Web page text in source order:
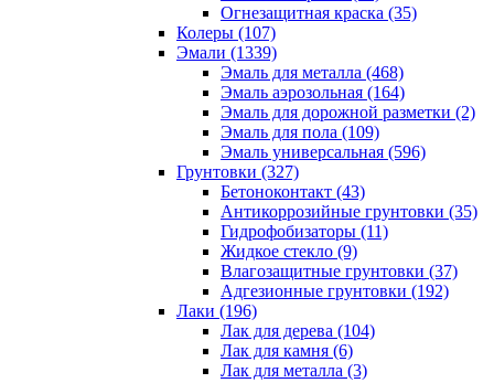
Огнезащитная краска (35)
Колеры (107)
Эмали (1339)
Эмаль для металла (468)
Эмаль аэрозольная (164)
Эмаль для дорожной разметки (2)
Эмаль для пола (109)
Эмаль универсальная (596)
Грунтовки (327)
Бетоноконтакт (43)
Антикоррозийные грунтовки (35)
Гидрофобизаторы (11)
Жидкое стекло (9)
Влагозащитные грунтовки (37)
Адгезионные грунтовки (192)
Лаки (196)
Лак для дерева (104)
Лак для камня (6)
Лак для металла (3)